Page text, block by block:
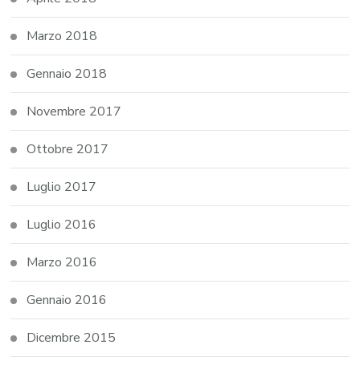
Marzo 2018
Gennaio 2018
Novembre 2017
Ottobre 2017
Luglio 2017
Luglio 2016
Marzo 2016
Gennaio 2016
Dicembre 2015